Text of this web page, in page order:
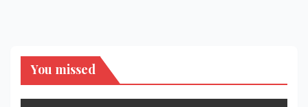
You missed